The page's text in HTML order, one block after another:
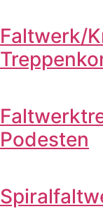
Faltwerk/
Podesten